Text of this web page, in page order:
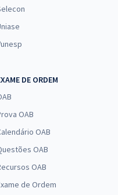
DE ORDEM
OAB
OAB
OAB
OAB
de Ordem